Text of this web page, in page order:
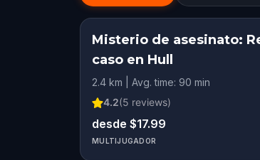
Misterio de asesinato:
caso en Hull
2.4 km | Avg. time: 90 min
4.2(5 reviews)
desde $17.99
MULTIJUGADOR